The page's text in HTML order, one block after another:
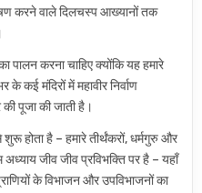
करने वाले दिलचस्प आख्यानों तक
पालन करना चाहिए क्योंकि यह हमारे
कई मंदिरों में महावीर निर्वाण
पूजा की जाती है।
होता है – हमारे तीर्थंकरों, धर्मगुरु और
जीव जीव प्रविभक्ति पर है – यहाँ
के विभाजन और उपविभाजनों का